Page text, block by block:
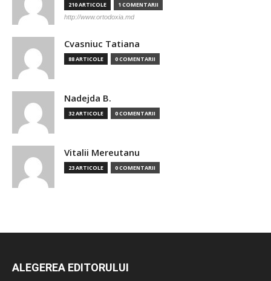
210 ARTICOLE 1 COMENTARII
http://www.ortodoxia.md
Cvasniuc Tatiana
88 ARTICOLE 0 COMENTARII
Nadejda B.
32 ARTICOLE 0 COMENTARII
Vitalii Mereutanu
23 ARTICOLE 0 COMENTARII
ALEGEREA EDITORULUI